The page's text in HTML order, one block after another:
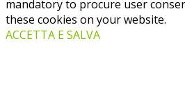
mandatory to procure user
these cookies on your website.
ACCETTA E SALVA